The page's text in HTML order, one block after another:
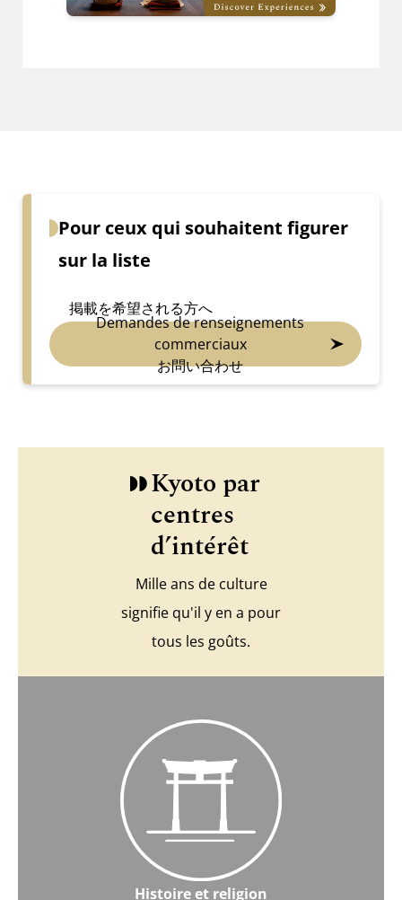
Pour ceux qui souhaitent figurer
sur la liste
掲載を希望される方へ
Demandes de renseignements
commerciaux
お問い合わせ
Kyoto par
centres
d’intérêt
Mille ans de culture
signifie qu'il y en a pour
tous les goûts.
Histoire et religion